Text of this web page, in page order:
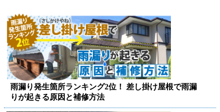
雨漏り発生箇所ランキング2位！ 差し掛け屋根で雨漏
りが起きる原因と補修方法